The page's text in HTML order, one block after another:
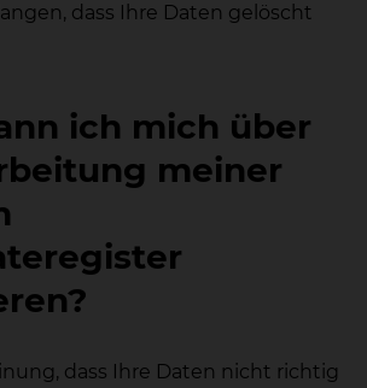
dass Ihre Daten gelöscht
ich mich über
meiner
dass Ihre Daten nicht richtig